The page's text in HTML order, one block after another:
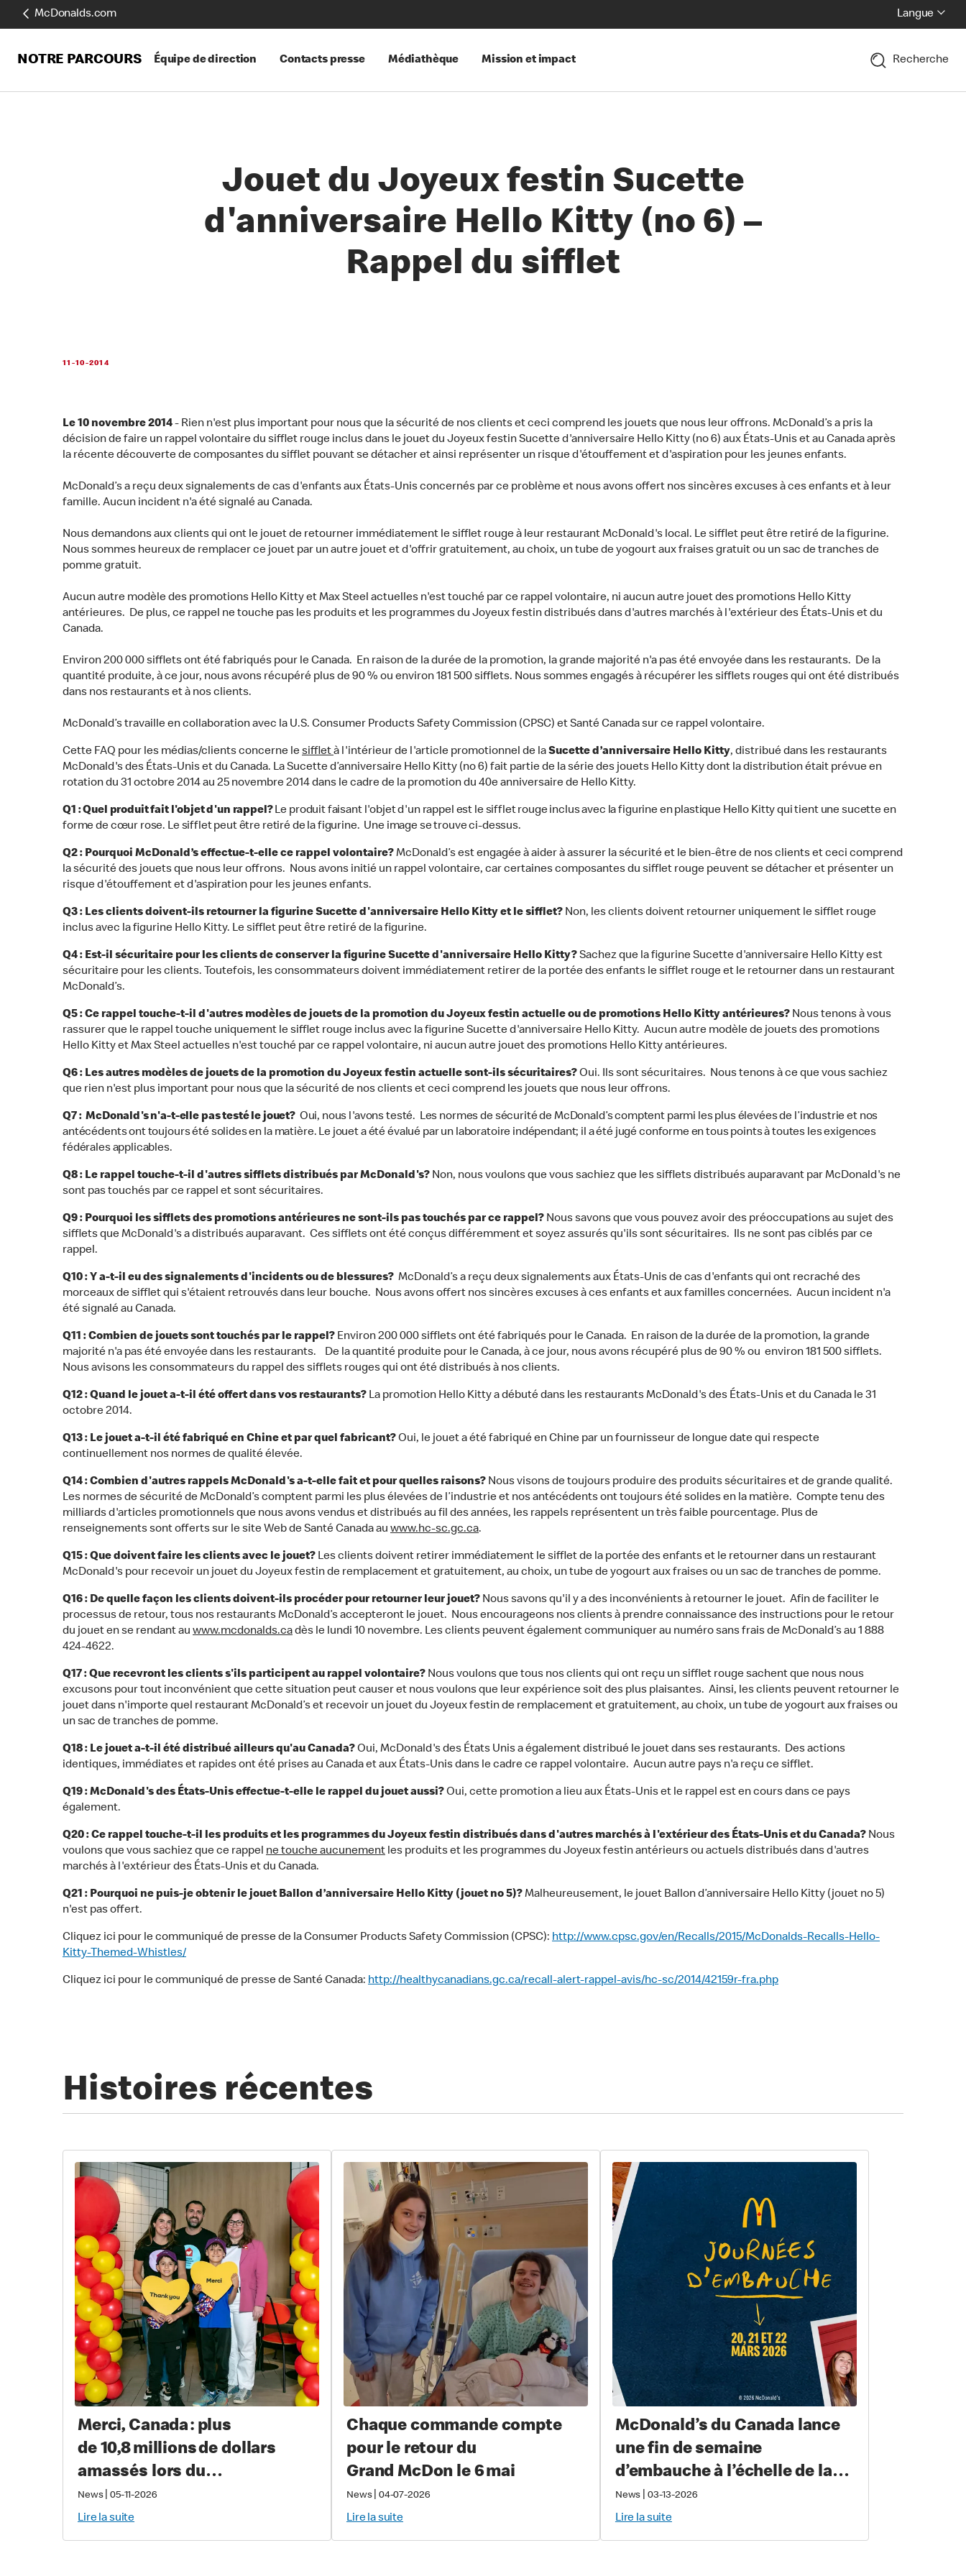
McDonalds.com Langue
NOTRE PARCOURS Équipe de direction Contacts presse Médiathèque Mission et impact Recherche
Jouet du Joyeux festin Sucette
d'anniversaire Hello Kitty (no 6) –
Rappel du sifflet
11-10-2014
Le 10 novembre 2014- Rien n'est plus important pour nous que la sécurité de nos clients et ceci comprend les jouets que nous leur offrons. McDonald’s a pris la
décision de faire un rappel volontaire du sifflet rouge inclus dans le jouet du Joyeux festin Sucette d'anniversaire Hello Kitty (no 6) aux États-Unis et au Canada après
la récente découverte de composantes du sifflet pouvant se détacher et ainsi représenter un risque d'étouffement et d'aspiration pour les jeunes enfants.
McDonald’s a reçu deux signalements de cas d'enfants aux États-Unis concernés par ce problème et nous avons offert nos sincères excuses à ces enfants et à leur
famille. Aucun incident n'a été signalé au Canada.
Nous demandons aux clients qui ont le jouet de retourner immédiatement le sifflet rouge à leur restaurant McDonald's local. Le sifflet peut être retiré de la figurine.
Nous sommes heureux de remplacer ce jouet par un autre jouet et d'offrir gratuitement, au choix, un tube de yogourt aux fraises gratuit ou un sac de tranches de
pomme gratuit.
Aucun autre modèle des promotions Hello Kitty et Max Steel actuelles n'est touché par ce rappel volontaire, ni aucun autre jouet des promotions Hello Kitty
antérieures. De plus, ce rappel ne touche pas les produits et les programmes du Joyeux festin distribués dans d'autres marchés à l'extérieur des États-Unis et du
Canada.
Environ 200 000 sifflets ont été fabriqués pour le Canada. En raison de la durée de la promotion, la grande majorité n'a pas été envoyée dans les restaurants. De la
quantité produite, à ce jour, nous avons récupéré plus de 90 % ou environ 181 500 sifflets. Nous sommes engagés à récupérer les sifflets rouges qui ont été distribués
dans nos restaurants et à nos clients.
McDonald’s travaille en collaboration avec la U.S. Consumer Products Safety Commission (CPSC) et Santé Canada sur ce rappel volontaire.
Cette FAQ pour les médias/clients concerne lesiffletà l'intérieur de l'article promotionnel de laSucette d’anniversaire Hello Kitty, distribué dans les restaurants
McDonald's des États-Unis et du Canada. La Sucette d’anniversaire Hello Kitty (no 6) fait partie de la série des jouets Hello Kitty dont la distribution était prévue en
rotation du 31 octobre 2014 au 25 novembre 2014 dans le cadre de la promotion du 40e anniversaire de Hello Kitty.
Q1 : Quel produit fait l'objet d'un rappel?Le produit faisant l'objet d'un rappel est le sifflet rouge inclus avec la figurine en plastique Hello Kitty qui tient une sucette en
forme de cœur rose. Le sifflet peut être retiré de la figurine. Une image se trouve ci-dessus.
Q2 : Pourquoi McDonald’s effectue-t-elle ce rappel volontaire?McDonald’s est engagée à aider à assurer la sécurité et le bien-être de nos clients et ceci comprend
la sécurité des jouets que nous leur offrons. Nous avons initié un rappel volontaire, car certaines composantes du sifflet rouge peuvent se détacher et présenter un
risque d'étouffement et d'aspiration pour les jeunes enfants.
Q3 : Les clients doivent-ils retourner la figurine Sucette d'anniversaire Hello Kitty et le sifflet? Non, les clients doivent retourner uniquement le sifflet rouge
inclus avec la figurine Hello Kitty. Le sifflet peut être retiré de la figurine.
Q4 : Est-il sécuritaire pour les clients de conserver la figurine Sucette d'anniversaire Hello Kitty?Sachez que la figurine Sucette d'anniversaire Hello Kitty est
sécuritaire pour les clients. Toutefois, les consommateurs doivent immédiatement retirer de la portée des enfants le sifflet rouge et le retourner dans un restaurant
McDonald’s.
Q5 : Ce rappel touche-t-il d'autres modèles de jouets de la promotion du Joyeux festin actuelle ou de promotions Hello Kitty antérieures? Nous tenons à vous
rassurer que le rappel touche uniquement le sifflet rouge inclus avec la figurine Sucette d'anniversaire Hello Kitty. Aucun autre modèle de jouets des promotions
Hello Kitty et Max Steel actuelles n'est touché par ce rappel volontaire, ni aucun autre jouet des promotions Hello Kitty antérieures.
Q6 : Les autres modèles de jouets de la promotion du Joyeux festin actuelle sont-ils sécuritaires?Oui. Ils sont sécuritaires. Nous tenons à ce que vous sachiez
que rien n'est plus important pour nous que la sécurité de nos clients et ceci comprend les jouets que nous leur offrons.
Q7 : McDonald's n'a-t-elle pas testé le jouet? Oui, nous l'avons testé. Les normes de sécurité de McDonald’s comptent parmi les plus élevées de l’industrie et nos
antécédents ont toujours été solides en la matière. Le jouet a été évalué par un laboratoire indépendant; il a été jugé conforme en tous points à toutes les exigences
fédérales applicables.
Q8 : Le rappel touche-t-il d'autres sifflets distribués par McDonald's? Non, nous voulons que vous sachiez que les sifflets distribués auparavant par McDonald's ne
sont pas touchés par ce rappel et sont sécuritaires.
Q9 : Pourquoi les sifflets des promotions antérieures ne sont-ils pas touchés par ce rappel? Nous savons que vous pouvez avoir des préoccupations au sujet des
sifflets que McDonald's a distribués auparavant. Ces sifflets ont été conçus différemment et soyez assurés qu'ils sont sécuritaires. Ils ne sont pas ciblés par ce
rappel.
Q10 : Y a-t-il eu des signalements d'incidents ou de blessures? McDonald’s a reçu deux signalements aux États-Unis de cas d'enfants qui ont recraché des
morceaux de sifflet qui s'étaient retrouvés dans leur bouche. Nous avons offert nos sincères excuses à ces enfants et aux familles concernées. Aucun incident n'a
été signalé au Canada.
Q11 : Combien de jouets sont touchés par le rappel? Environ 200 000 sifflets ont été fabriqués pour le Canada. En raison de la durée de la promotion, la grande
majorité n'a pas été envoyée dans les restaurants. De la quantité produite pour le Canada, à ce jour, nous avons récupéré plus de 90 % ou environ 181 500 sifflets.
Nous avisons les consommateurs du rappel des sifflets rouges qui ont été distribués à nos clients.
Q12 : Quand le jouet a-t-il été offert dans vos restaurants? La promotion Hello Kitty a débuté dans les restaurants McDonald's des États-Unis et du Canada le 31
octobre 2014.
Q13 : Le jouet a-t-il été fabriqué en Chine et par quel fabricant?Oui, le jouet a été fabriqué en Chine par un fournisseur de longue date qui respecte
continuellement nos normes de qualité élevée.
Q14 : Combien d'autres rappels McDonald's a-t-elle fait et pour quelles raisons? Nous visons de toujours produire des produits sécuritaires et de grande qualité.
Les normes de sécurité de McDonald’s comptent parmi les plus élevées de l’industrie et nos antécédents ont toujours été solides en la matière. Compte tenu des
milliards d'articles promotionnels que nous avons vendus et distribués au fil des années, les rappels représentent un très faible pourcentage. Plus de
renseignements sont offerts sur le site Web de Santé Canada au www.hc-sc.gc.ca.
Q15 : Que doivent faire les clients avec le jouet? Les clients doivent retirer immédiatement le sifflet de la portée des enfants et le retourner dans un restaurant
McDonald's pour recevoir un jouet du Joyeux festin de remplacement et gratuitement, au choix, un tube de yogourt aux fraises ou un sac de tranches de pomme.
Q16 : De quelle façon les clients doivent-ils procéder pour retourner leur jouet? Nous savons qu'il y a des inconvénients à retourner le jouet. Afin de faciliter le
processus de retour, tous nos restaurants McDonald’s accepteront le jouet. Nous encourageons nos clients à prendre connaissance des instructions pour le retour
du jouet en se rendant au www.mcdonalds.cadès le lundi 10 novembre. Les clients peuvent également communiquer au numéro sans frais de McDonald’s au 1 888
424-4622.
Q17 : Que recevront les clients s'ils participent au rappel volontaire? Nous voulons que tous nos clients qui ont reçu un sifflet rouge sachent que nous nous
excusons pour tout inconvénient que cette situation peut causer et nous voulons que leur expérience soit des plus plaisantes. Ainsi, les clients peuvent retourner le
jouet dans n'importe quel restaurant McDonald’s et recevoir un jouet du Joyeux festin de remplacement et gratuitement, au choix, un tube de yogourt aux fraises ou
un sac de tranches de pomme.
Q18 : Le jouet a-t-il été distribué ailleurs qu'au Canada?Oui, McDonald's des États Unis a également distribué le jouet dans ses restaurants. Des actions
identiques, immédiates et rapides ont été prises au Canada et aux États-Unis dans le cadre ce rappel volontaire. Aucun autre pays n'a reçu ce sifflet.
Q19 : McDonald's des États-Unis effectue-t-elle le rappel du jouet aussi?Oui, cette promotion a lieu aux États-Unis et le rappel est en cours dans ce pays
également.
Q20 : Ce rappel touche-t-il les produits et les programmes du Joyeux festin distribués dans d'autres marchés à l'extérieur des États-Unis et du Canada? Nous
voulons que vous sachiez que ce rappel ne touche aucunement les produits et les programmes du Joyeux festin antérieurs ou actuels distribués dans d'autres
marchés à l'extérieur des États-Unis et du Canada.
Q21 : Pourquoi ne puis-je obtenir le jouet Ballon d’anniversaire Hello Kitty (jouet no 5)?Malheureusement, le jouet Ballon d’anniversaire Hello Kitty (jouet no 5)
n'est pas offert.
Cliquez ici pour le communiqué de presse de la Consumer Products Safety Commission (CPSC): http://www.cpsc.gov/en/Recalls/2015/McDonalds-Recalls-Hello-
Kitty-Themed-Whistles/
Cliquez ici pour le communiqué de presse de Santé Canada: http://healthycanadians.gc.ca/recall-alert-rappel-avis/hc-sc/2014/42159r-fra.php
Histoires récentes
Merci, Canada : plus
de 10,8 millions de dollars
amassés lors du
Grand McDon pour soutenir
les familles qui ont un enfant
gravement malade ou blessé
News| 05-11-2026
Lire la suite
Chaque commande compte
pour le retour du
Grand McDon le 6 mai
News| 04-07-2026
Lire la suite
McDonald’s du Canada lance
une fin de semaine
d’embauche à l’échelle de la
province pour recruter
près de 2 000 nouveaux
équipiers au Québec
News 03-13-2026
Lire la suite